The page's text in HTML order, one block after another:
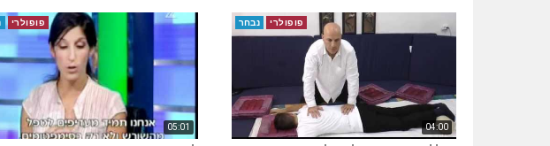
04:00
פופולרי נבחר
05:01
פופולרי